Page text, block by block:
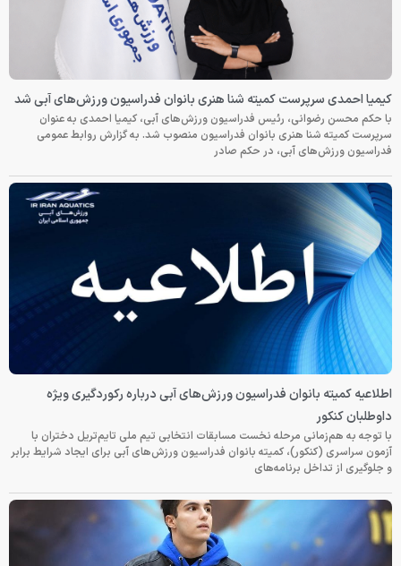
کیمیا احمدی سرپرست کمیته شنا هنری بانوان فدراسیون ورزش‌های آبی شد
با حکم محسن رضوانی، رئیس فدراسیون ورزش‌های آبی، کیمیا احمدی به عنوان
سرپرست کمیته شنا هنری بانوان فدراسیون منصوب شد. به گزارش روابط عمومی
فدراسیون ورزش‌های آبی، در حکم صادر
اطلاعیه کمیته بانوان فدراسیون ورزش‌های آبی درباره رکوردگیری ویژه
داوطلبان کنکور
با توجه به هم‌زمانی مرحله نخست مسابقات انتخابی تیم ملی تایم‌تریل دختران با
آزمون سراسری (کنکور)، کمیته بانوان فدراسیون ورزش‌های آبی برای ایجاد شرایط برابر
و جلوگیری از تداخل برنامه‌های